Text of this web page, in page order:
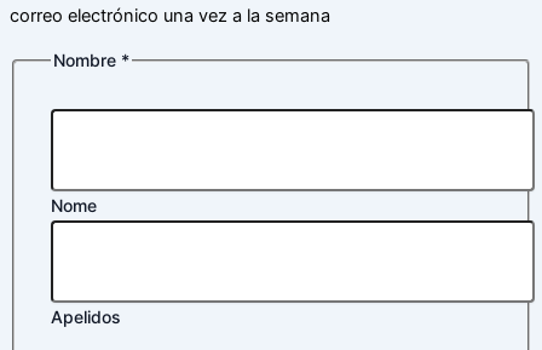
correo electrónico una vez a la semana
Nombre *
Nome
Apelidos